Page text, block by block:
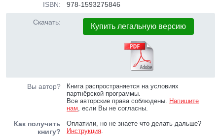
ISBN: 978-1593275846
Скачать: Купить легальную версию
Вы автор?
Книга распространяется на условиях
партнёрской программы.
Все авторские права соблюдены. Напишите
нам, если Вы не согласны.
Как получить
книгу?
Оплатили, но не знаете что делать дальше?
Инструкция.